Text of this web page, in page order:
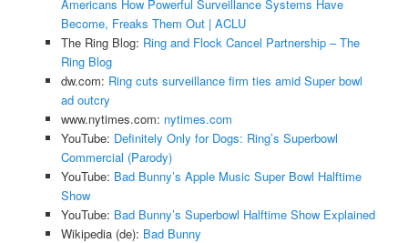
Americans How Powerful Surveillance Systems Have
Become, Freaks Them Out | ACLU
The Ring Blog: Ring and Flock Cancel Partnership – The
Ring Blog
dw.com: Ring cuts surveillance firm ties amid Super bowl
ad outcry
www.nytimes.com: nytimes.com
YouTube: Definitely Only for Dogs: Ring’s Superbowl
Commercial (Parody)
YouTube: Bad Bunny’s Apple Music Super Bowl Halftime
Show
YouTube: Bad Bunny’s Superbowl Halftime Show Explained
Wikipedia (de): Bad Bunny